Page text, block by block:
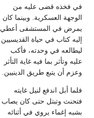
في فخذه قضى عليه من
الوجهة العسكرية. وبينما كان
يمرض في المستشفى أعطي
إليه كتاب في حياة القديسيين
ليطالعه في وحدته، فأكب
عليه وتأثر بما فيه غاية التأثر
وعزم أن يتبع طريق الدينيين.
فلما أبل اندفع لنيل غايته
فتحنث وتبتل حتى كان يصاب
بشبه إغماء يروي في أثنائه